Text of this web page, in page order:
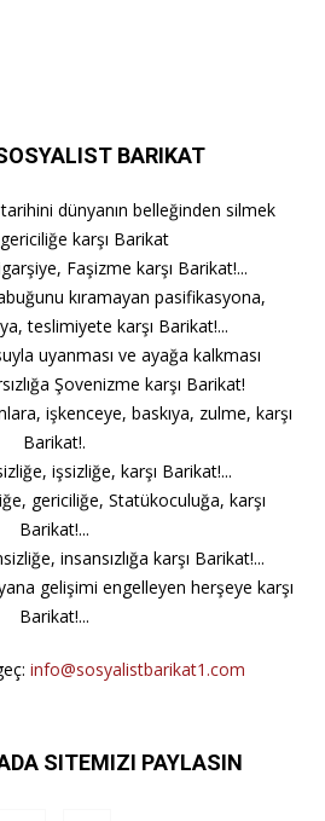
BARIKAT
dünyanın belleğinden silmek
karşı Barikat
Faşizme karşı Barikat!...
kıramayan pasifikasyona,
teslimiyete karşı Barikat!...
uyanması ve ayağa kalkması
Şovenizme karşı Barikat!
işkenceye, baskıya, zulme, karşı
Barikat!.
işsizliğe, karşı Barikat!...
gericiliğe, Statükoculuğa, karşı
Barikat!...
insansızlığa karşı Barikat!...
gelişimi engelleyen herşeye karşı
Barikat!...
info@sosyalistbarikat1.com
SITEMIZI PAYLASIN